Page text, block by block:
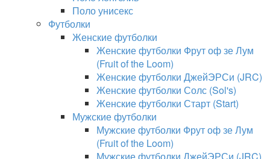
Поло унисекс
Футболки
Женские футболки
Женские футболки Фрут оф зе Лум
(Fruit of the Loom)
Женские футболки ДжейЭРСи (JRC)
Женские футболки Солс (Sol's)
Женские футболки Старт (Start)
Мужские футболки
Мужские футболки Фрут оф зе Лум
(Fruit of the Loom)